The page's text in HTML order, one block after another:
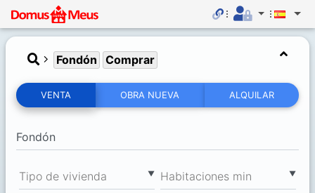
Fondón Comprar
VENTA OBRA NUEVA ALQUILAR
▼
Tipo de vivienda ▼
Habitaciones min